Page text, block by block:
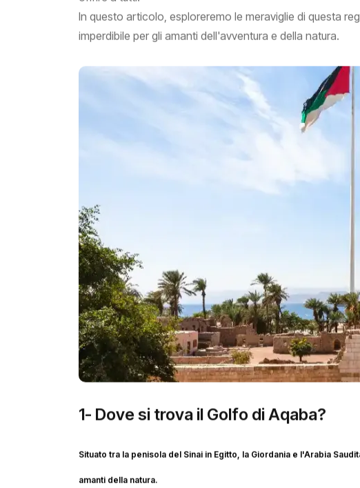
In questo articolo, esploreremo le meraviglie di questa
imperdibile per gli amanti dell'avventura e della natura.
1- Dove si trova il Golfo di Aqaba?
Situato tra la penisola del Sinai in Egitto, la Giordania e l'Arabia
amanti della natura.